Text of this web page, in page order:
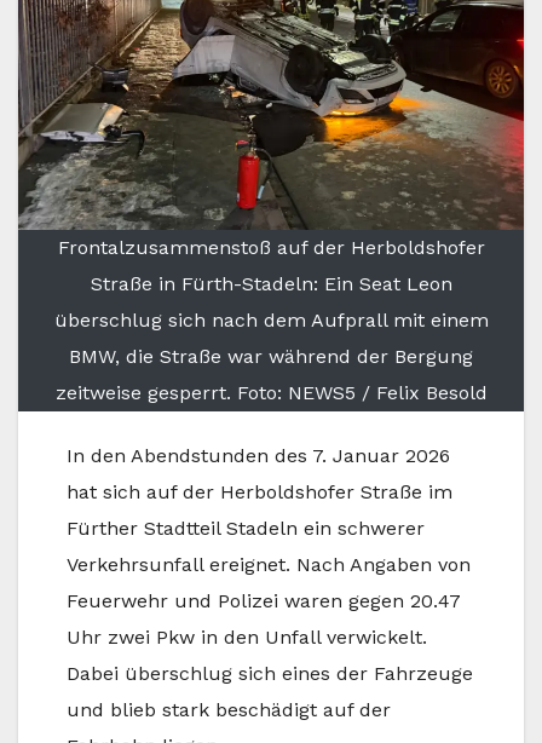
Frontalzusammenstoß auf der Herboldshofer
Straße in Fürth-Stadeln: Ein Seat Leon
überschlug sich nach dem Aufprall mit einem
BMW, die Straße war während der Bergung
zeitweise gesperrt. Foto: NEWS5 / Felix Besold
In den Abendstunden des 7. Januar 2026
hat sich auf der Herboldshofer Straße im
Fürther Stadtteil Stadeln ein schwerer
Verkehrsunfall ereignet. Nach Angaben von
Feuerwehr und Polizei waren gegen 20.47
Uhr zwei Pkw in den Unfall verwickelt.
Dabei überschlug sich eines der Fahrzeuge
und blieb stark beschädigt auf der